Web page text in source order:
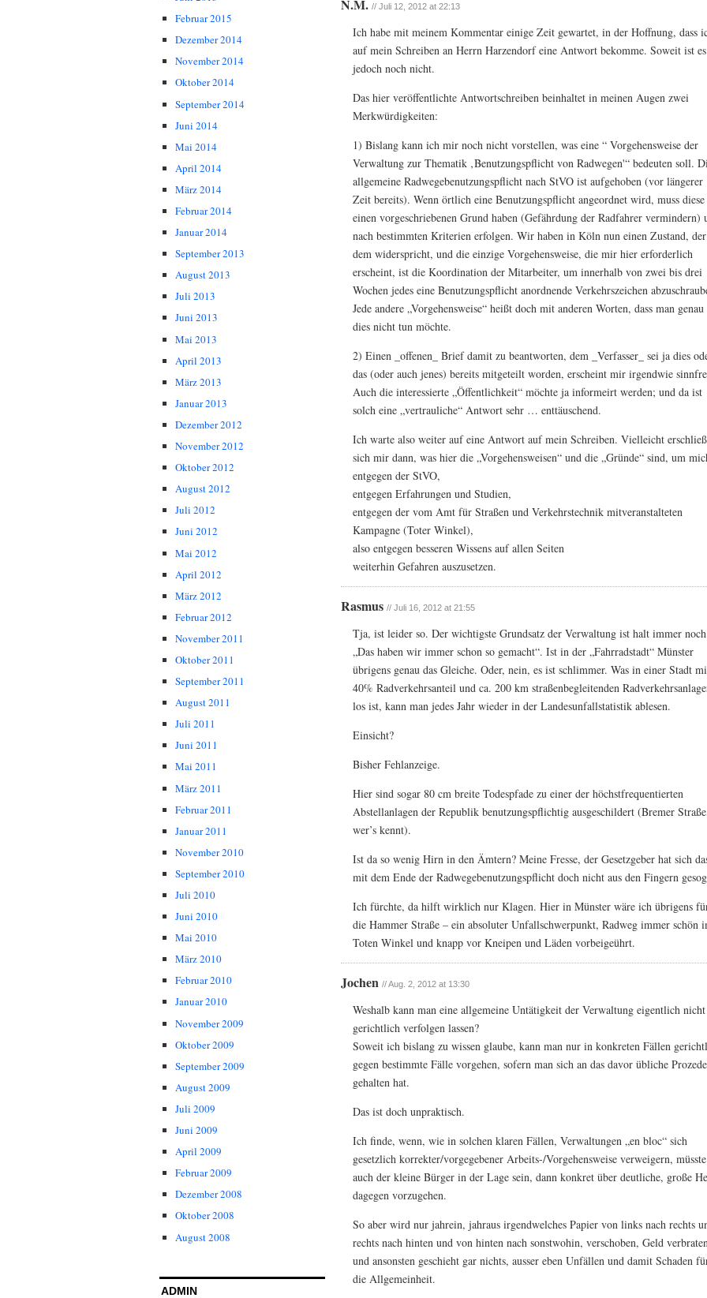
Februar 2015
Dezember 2014
November 2014
Oktober 2014
September 2014
Juni 2014
Mai 2014
April 2014
März 2014
Februar 2014
Januar 2014
September 2013
August 2013
Juli 2013
Juni 2013
Mai 2013
April 2013
März 2013
Januar 2013
Dezember 2012
November 2012
Oktober 2012
August 2012
Juli 2012
Juni 2012
Mai 2012
April 2012
März 2012
Februar 2012
November 2011
Oktober 2011
September 2011
August 2011
Juli 2011
Juni 2011
Mai 2011
März 2011
Februar 2011
Januar 2011
November 2010
September 2010
Juli 2010
Juni 2010
Mai 2010
März 2010
Februar 2010
Januar 2010
November 2009
Oktober 2009
September 2009
August 2009
Juli 2009
Juni 2009
April 2009
Februar 2009
Dezember 2008
Oktober 2008
August 2008
ADMIN
N.M. // Juli 12, 2012 at 22:13
Ich habe mit meinem Kommentar einige Zeit gewartet, in der Hoffnung, dass
auf mein Schreiben an Herrn Harzendorf eine Antwort bekomme. Soweit ist es
jedoch noch nicht.
Das hier veröffentlichte Antwortschreiben beinhaltet in meinen Augen zwei
Merkwürdigkeiten:
1) Bislang kann ich mir noch nicht vorstellen, was eine “ Vorgehensweise der
Verwaltung zur Thematik ‚Benutzungspflicht von Radwegen'“ bedeuten soll.
allgemeine Radwegebenutzungspflicht nach StVO ist aufgehoben (vor längerer
Zeit bereits). Wenn örtlich eine Benutzungspflicht angeordnet wird, muss diese
einen vorgeschriebenen Grund haben (Gefährdung der Radfahrer vermindern)
nach bestimmten Kriterien erfolgen. Wir haben in Köln nun einen Zustand, der
dem widerspricht, und die einzige Vorgehensweise, die mir hier erforderlich
erscheint, ist die Koordination der Mitarbeiter, um innerhalb von zwei bis drei
Wochen jedes eine Benutzungspflicht anordnende Verkehrszeichen
Jede andere „Vorgehensweise“ heißt doch mit anderen Worten, dass man genau
dies nicht tun möchte.
2) Einen _offenen_ Brief damit zu beantworten, dem _Verfasser_ sei ja dies
das (oder auch jenes) bereits mitgeteilt worden, erscheint mir irgendwie
Auch die interessierte „Öffentlichkeit“ möchte ja informeirt werden; und da ist
solch eine „vertrauliche“ Antwort sehr … enttäuschend.
Ich warte also weiter auf eine Antwort auf mein Schreiben. Vielleicht
sich mir dann, was hier die „Vorgehensweisen“ und die „Gründe“ sind, um
entgegen der StVO,
entgegen Erfahrungen und Studien,
entgegen der vom Amt für Straßen und Verkehrstechnik mitveranstalteten
Kampagne (Toter Winkel),
also entgegen besseren Wissens auf allen Seiten
weiterhin Gefahren auszusetzen.
Rasmus // Juli 16, 2012 at 21:55
Tja, ist leider so. Der wichtigste Grundsatz der Verwaltung ist halt immer noch
„Das haben wir immer schon so gemacht“. Ist in der „Fahrradstadt“ Münster
übrigens genau das Gleiche. Oder, nein, es ist schlimmer. Was in einer Stadt
40% Radverkehrsanteil und ca. 200 km straßenbegleitenden
los ist, kann man jedes Jahr wieder in der Landesunfallstatistik ablesen.
Einsicht?
Bisher Fehlanzeige.
Hier sind sogar 80 cm breite Todespfade zu einer der höchstfrequentierten
Abstellanlagen der Republik benutzungspflichtig ausgeschildert (Bremer Straße,
wer’s kennt).
Ist da so wenig Hirn in den Ämtern? Meine Fresse, der Gesetzgeber hat sich
mit dem Ende der Radwegebenutzungspflicht doch nicht aus den Fingern
Ich fürchte, da hilft wirklich nur Klagen. Hier in Münster wäre ich übrigens
die Hammer Straße – ein absoluter Unfallschwerpunkt, Radweg immer schön
Toten Winkel und knapp vor Kneipen und Läden vorbeigeührt.
Jochen // Aug. 2, 2012 at 13:30
Weshalb kann man eine allgemeine Untätigkeit der Verwaltung eigentlich nicht
gerichtlich verfolgen lassen?
Soweit ich bislang zu wissen glaube, kann man nur in konkreten Fällen
gegen bestimmte Fälle vorgehen, sofern man sich an das davor übliche
gehalten hat.
Das ist doch unpraktisch.
Ich finde, wenn, wie in solchen klaren Fällen, Verwaltungen „en bloc“ sich
gesetzlich korrekter/vorgegebener Arbeits-/Vorgehensweise verweigern, müsste
auch der kleine Bürger in der Lage sein, dann konkret über deutliche, große
dagegen vorzugehen.
So aber wird nur jahrein, jahraus irgendwelches Papier von links nach rechts
rechts nach hinten und von hinten nach sonstwohin, verschoben, Geld verbraten
und ansonsten geschieht gar nichts, ausser eben Unfällen und damit Schaden
die Allgemeinheit.